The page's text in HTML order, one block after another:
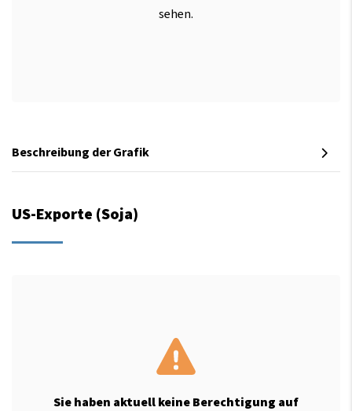
sehen.
Beschreibung der Grafik
US-Exporte (Soja)
Sie haben aktuell keine Berechtigung auf